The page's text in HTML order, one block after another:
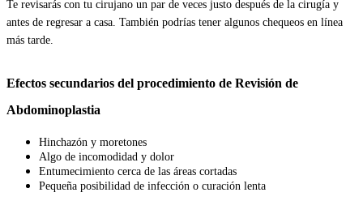
Te revisarás con tu cirujano un par de veces justo después de la cirugía y
antes de regresar a casa. También podrías tener algunos chequeos en línea
más tarde.
Efectos secundarios del procedimiento de Revisión de
Abdominoplastia
Hinchazón y moretones
Algo de incomodidad y dolor
Entumecimiento cerca de las áreas cortadas
Pequeña posibilidad de infección o curación lenta